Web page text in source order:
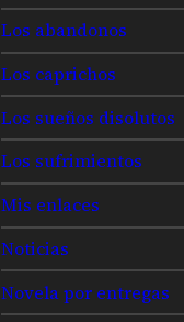
Los abandonos
Los caprichos
Los sueños disolutos
Los sufrimientos
Mis enlaces
Noticias
Novela por entregas